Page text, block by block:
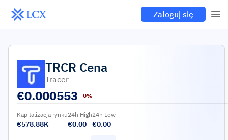
Zaloguj się
TRCR Cena
Tracer
€0.000553 0%
Kapitalizacja rynku
€578.88K
24h High
€0.00
24h Low
€0.00